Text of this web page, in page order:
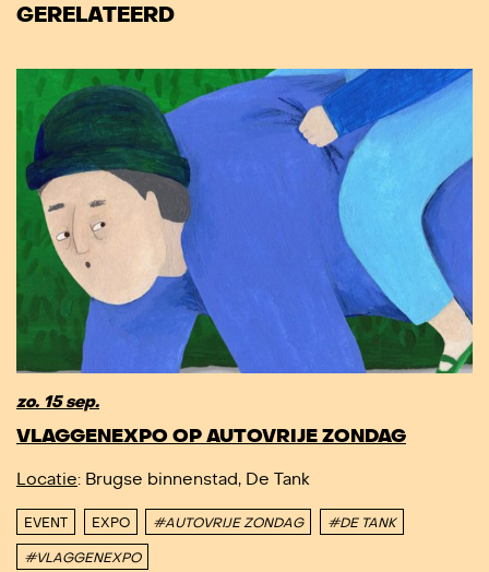
GERELATEERD
zo. 15 sep.
VLAGGENEXPO OP AUTOVRIJE ZONDAG
Locatie: Brugse binnenstad, De Tank
EVENT EXPO #AUTOVRIJE ZONDAG #DE TANK
#VLAGGENEXPO